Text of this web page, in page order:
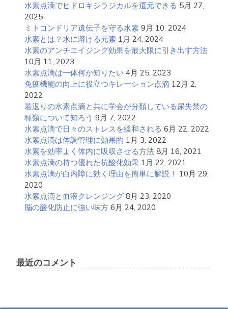
水素点滴でヒドロキシラジカルを還元できる 5月 27,
2025
ミトコンドリア遺伝子を守る水素 9月 10, 2024
水素とは？水に溶ける元素 1月 24, 2024
水素のアンチエイジング効果を最大限に引き出す方法
10月 11, 2023
水素点滴は一体何か知りたい 4月 25, 2023
免疫機能の向上に役立つキレーション点滴 12月 2,
2022
若返りの水素点滴と共に学会が分類している尿失禁の
種類について知ろう 9月 7, 2022
水素点滴で日々のストレスを緩和される 6月 22, 2022
水素点滴は体調管理に効果的 1月 3, 2022
水素を効率よく体内に吸収させる方法 8月 16, 2021
水素点滴の持つ優れた抗酸化効果 1月 22, 2021
水素点滴が白内障に効く理由を簡単に解説！ 10月 29,
2020
水素点滴と血液クレンジング 8月 23, 2020
脳の酸化防止に強い味方 6月 24, 2020
最近のコメント